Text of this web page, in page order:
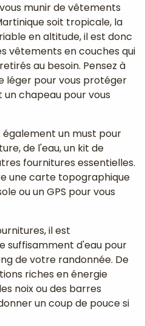
munir de vêtements
soit tropicale, la
en altitude, il est donc
vêtements en couches qui
au besoin. Pensez à
léger pour vous protéger
un chapeau pour vous
également un must pour
de l'eau, un kit de
fournitures essentielles.
une carte topographique
ou un GPS pour vous
il est
suffisamment d'eau pour
de votre randonnée. De
riches en énergie
noix ou des barres
un coup de pouce si